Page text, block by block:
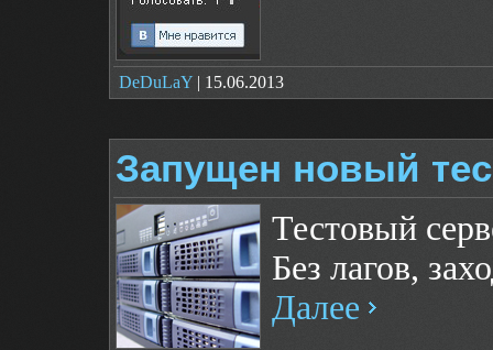
DeDuLaY | 15.06.2013
Запущен новый
Тестовый
Без лагов,
Далее